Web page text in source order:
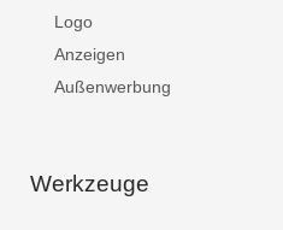
Logo
Anzeigen
Außenwerbung
Werkzeuge